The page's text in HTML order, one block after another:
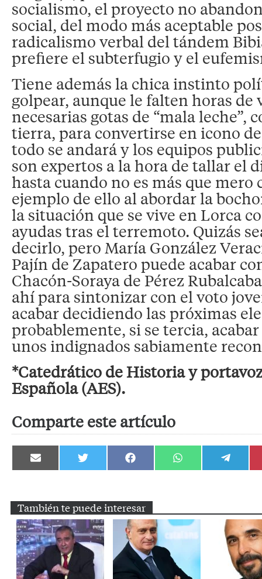
socialismo, el proyecto no
social, del modo más aceptable
radicalismo verbal del tándem
prefiere el subterfugio y el
Tiene además la chica instinto
golpear, aunque le falten horas de
necesarias gotas de “mala leche”,
tierra, para convertirse en icono
todo se andará y los equipos
son expertos a la hora de tallar el
hasta cuando no es más que mero
ejemplo de ello al abordar la
la situación que se vive en Lorca
ayudas tras el terremoto. Quizás
decirlo, pero María González
Pajín de Zapatero puede acabar
Chacón-Soraya de Pérez
ahí para sintonizar con el voto
acabar decidiendo las próximas
probablemente, si se tercia,
unos indignados sabiamente
*Catedrático de Historia y
Española (AES).
Comparte este artículo
Compartir
en
Compartir
en
Compartir
en
Compartir
en
Compartir
en
También te puede interesar